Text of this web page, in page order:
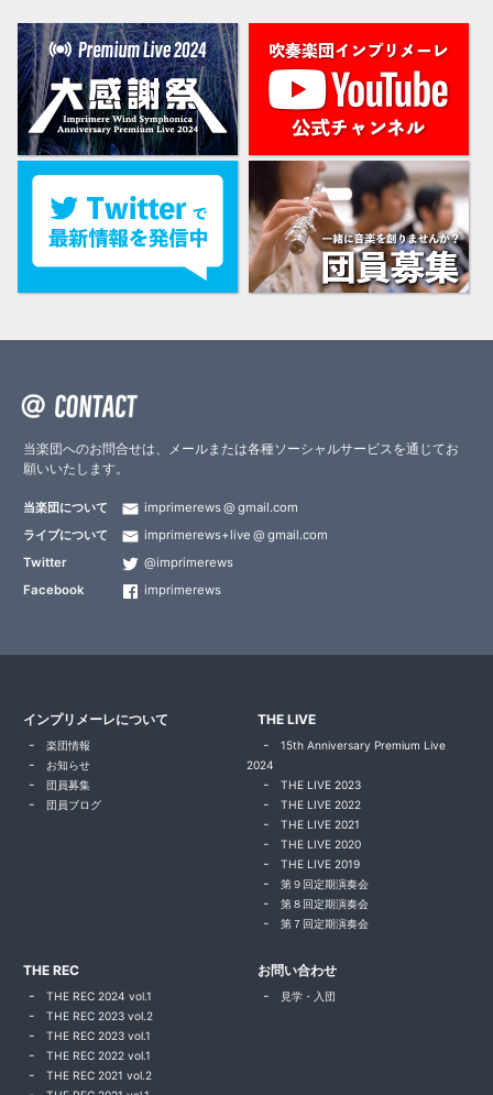
当楽団へのお問合せは、メールまたは各種ソーシャルサービスを通じてお
願いいたします。
当楽団について imprimerews
gmail.com
ライブについて
imprimerews+live
gmail.com
Twitter
@imprimerews
Facebook
imprimerews
インプリメーレについて
楽団情報
お知らせ
団員募集
団員ブログ
THE LIVE
15th Anniversary Premium Live
2024
THE LIVE 2023
THE LIVE 2022
THE LIVE 2021
THE LIVE 2020
THE LIVE 2019
第９回定期演奏会
第８回定期演奏会
第７回定期演奏会
THE REC
THE REC 2024 vol.1
THE REC 2023 vol.2
THE REC 2023 vol.1
THE REC 2022 vol.1
THE REC 2021 vol.2
お問い合わせ
見学・入団